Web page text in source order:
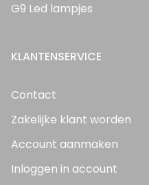
G9 Led lampjes
KLANTENSERVICE
Contact
Zakelijke klant worden
Account aanmaken
Inloggen in account